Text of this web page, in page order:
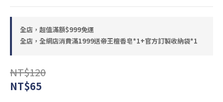
全店，超值滿額$999免運
全店，全網店消費滿1999送帝王檀香皂*1+官方訂製收納袋*1
NT$120
NT$65